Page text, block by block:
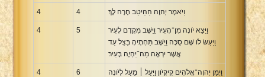
4 4 וַיֹּאמֶר יְהוָה הַהֵיטֵב חָרָה לָךְ׃
4 5
וַיֵּצֵא יֹונָה מִן־הָעִיר וַיֵּשֶׁב מִקֶּדֶם לָעִיר
וַיַּעַשׂ לֹו שָׁם סֻכָּה וַיֵּשֶׁב תַּחְתֶּיהָ בַּצֵּל עַד
אֲשֶׁר יִרְאֶה מַה־יִּהְיֶה בָּעִיר׃
4 6
וַיְמַן יְהוָה־אֱלֹהִים קִיקָיֹון וַיַּעַל ׀ מֵעַל לְיֹונָה